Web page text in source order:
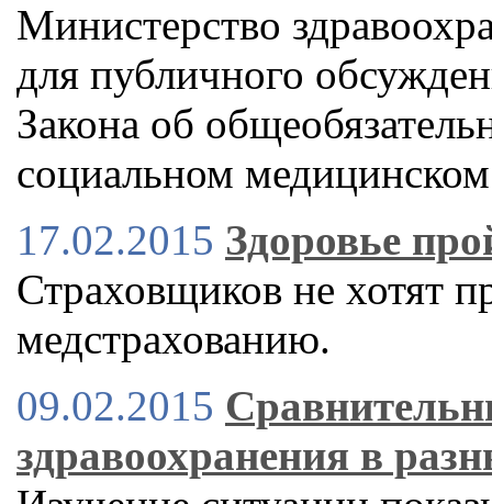
Министерство
для публичного
Закона об
социальном
17.02.2015 Здоровье
Страховщиков не хотят
медстрахованию.
09.02.2015
здравоохранения в